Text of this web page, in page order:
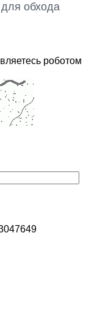
обхода
роботом